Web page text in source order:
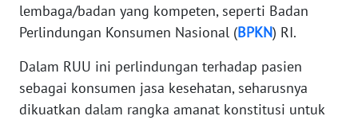
lembaga/badan yang kompeten, seperti Badan
Perlindungan Konsumen Nasional (BPKN) RI.
Dalam RUU ini perlindungan terhadap pasien
sebagai konsumen jasa kesehatan, seharusnya
dikuatkan dalam rangka amanat konstitusi untuk
WN
PAPUA
WN
PAPUA
BARAT